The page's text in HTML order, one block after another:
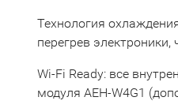
Технология
перегрев
Wi-Fi Ready: все
модуля AEH-W4G1